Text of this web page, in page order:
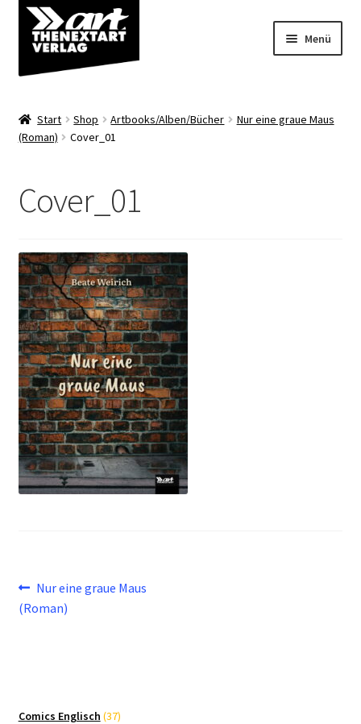
Zur
Navigation
springen
Zum
Inhalt
springen
Menü
Shop
Start Shop Artbooks/Alben/Bücher
Nur eine graue Maus
(Roman)
Cover_01
Cover_01
Beitragsnavigation
Vorheriger
Beitrag:
Nur eine graue Maus
(Roman)
Comics Englisch 3737